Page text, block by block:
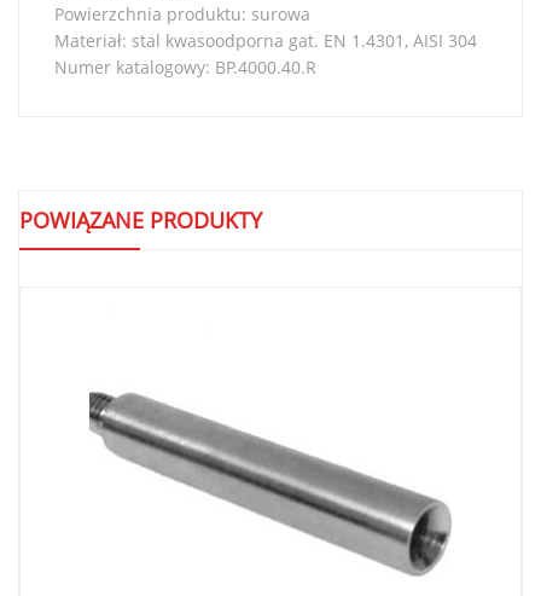
Powierzchnia produktu: surowa
Materiał: stal kwasoodporna gat. EN 1.4301, AISI 304
Numer katalogowy: BP.4000.40.R
POWIĄZANE PRODUKTY